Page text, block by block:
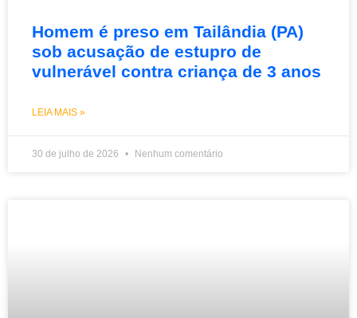
Homem é preso em Tailândia (PA)
sob acusação de estupro de
vulnerável contra criança de 3 anos
LEIA MAIS »
30 de julho de 2026 Nenhum comentário